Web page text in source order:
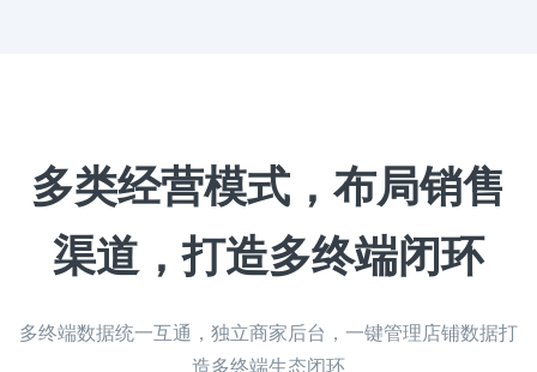
多类经营模式，布局销售
渠道，打造多终端闭环
多终端数据统一互通，独立商家后台，一键管理店铺数据打
造多终端生态闭环